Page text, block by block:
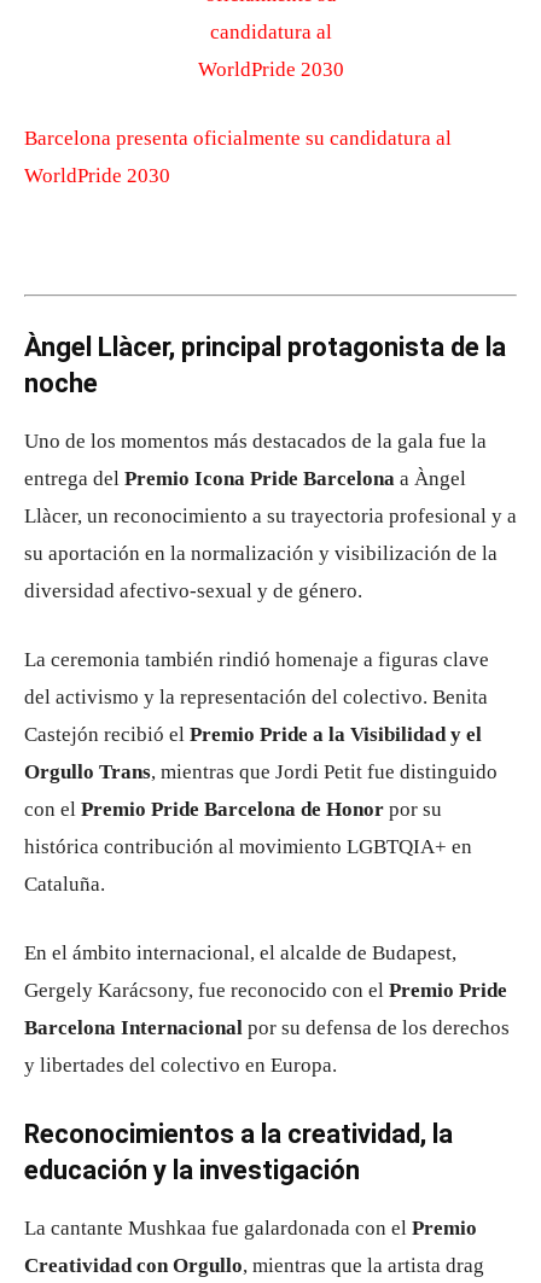
Barcelona presenta oficialmente su candidatura al
WorldPride 2030
Àngel Llàcer, principal protagonista de la
noche
Uno de los momentos más destacados de la gala fue la
entrega del Premio Icona Pride Barcelona a Àngel
Llàcer, un reconocimiento a su trayectoria profesional y a
su aportación en la normalización y visibilización de la
diversidad afectivo-sexual y de género.
La ceremonia también rindió homenaje a figuras clave
del activismo y la representación del colectivo. Benita
Castejón recibió el Premio Pride a la Visibilidad y el
Orgullo Trans, mientras que Jordi Petit fue distinguido
con el Premio Pride Barcelona de Honor por su
histórica contribución al movimiento LGBTQIA+ en
Cataluña.
En el ámbito internacional, el alcalde de Budapest,
Gergely Karácsony, fue reconocido con el Premio Pride
Barcelona Internacional por su defensa de los derechos
y libertades del colectivo en Europa.
Reconocimientos a la creatividad, la
educación y la investigación
La cantante Mushkaa fue galardonada con el Premio
Creatividad con Orgullo, mientras que la artista drag